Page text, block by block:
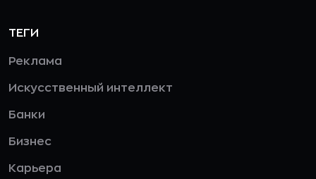
ТЕГИ
Реклама
Искусственный интеллект
Банки
Бизнес
Карьера